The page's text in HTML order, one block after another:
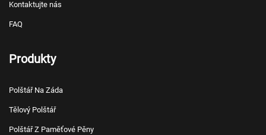
Kontaktujte nás
FAQ
Produkty
Polštář Na Záda
Tělový Polštář
Polštář Z Paměťové Pěny